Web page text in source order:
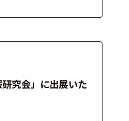
究会」に出展いた